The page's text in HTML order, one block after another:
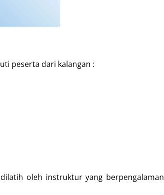
peserta dari kalangan :
oleh instruktur yang berpengalaman